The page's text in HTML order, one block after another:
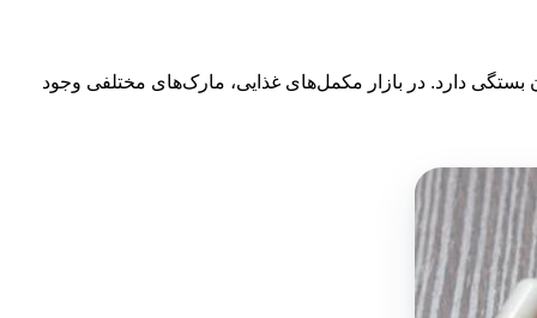
دارد. در بازار مکمل‌های غذایی، مارک‌های مختلفی وجود